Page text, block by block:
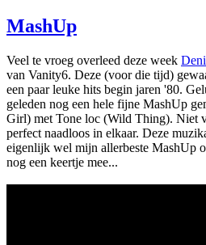
MashUp
Veel te vroeg overleed deze week
van Vanity6. Deze (voor die tijd)
een paar leuke hits begin jaren '80.
geleden nog een hele fijne MashUp
Girl) met Tone loc (Wild Thing). Niet
perfect naadloos in elkaar. Deze
eigenlijk wel mijn allerbeste MashUp
nog een keertje mee...